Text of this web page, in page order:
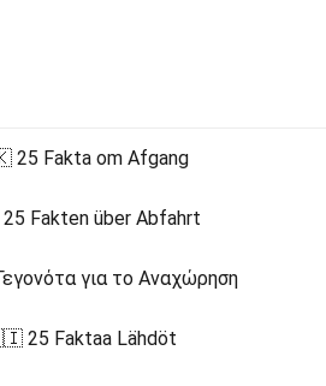
Fakta om Afgang
Fakten über Abfahrt
για το Αναχώρηση
25 Faktaa Lähdöt